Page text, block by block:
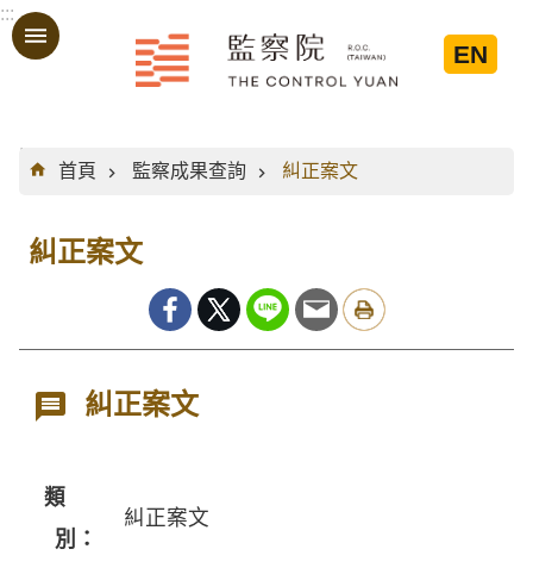
跳到主要內容區塊
:::
EN
:::
首頁
監察成果查詢 糾正案文
糾正案文
糾正案文
類
別：
糾正案文